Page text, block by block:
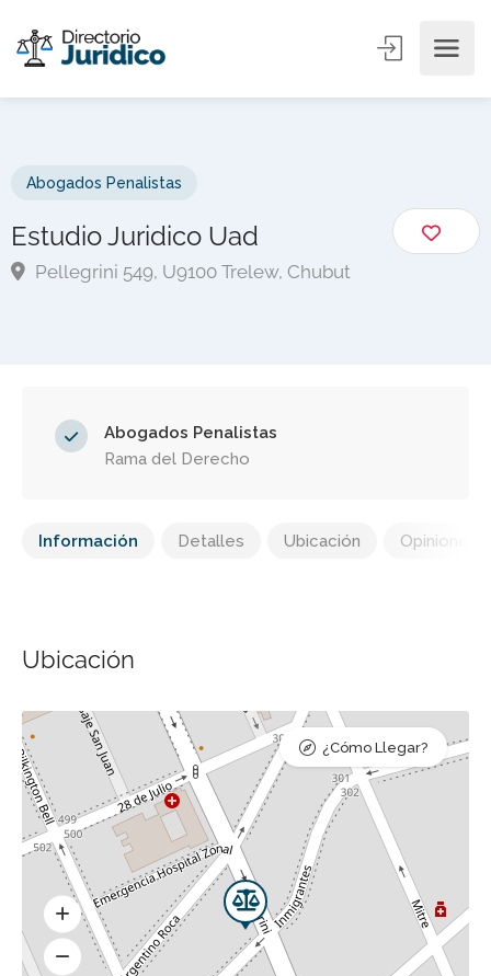
Abogados Penalistas
Estudio Juridico Uad
Pellegrini 549, U9100 Trelew, Chubut
Abogados Penalistas
Rama del Derecho
Información Detalles Ubicación Opiniones
Ubicación
¿Cómo Llegar?